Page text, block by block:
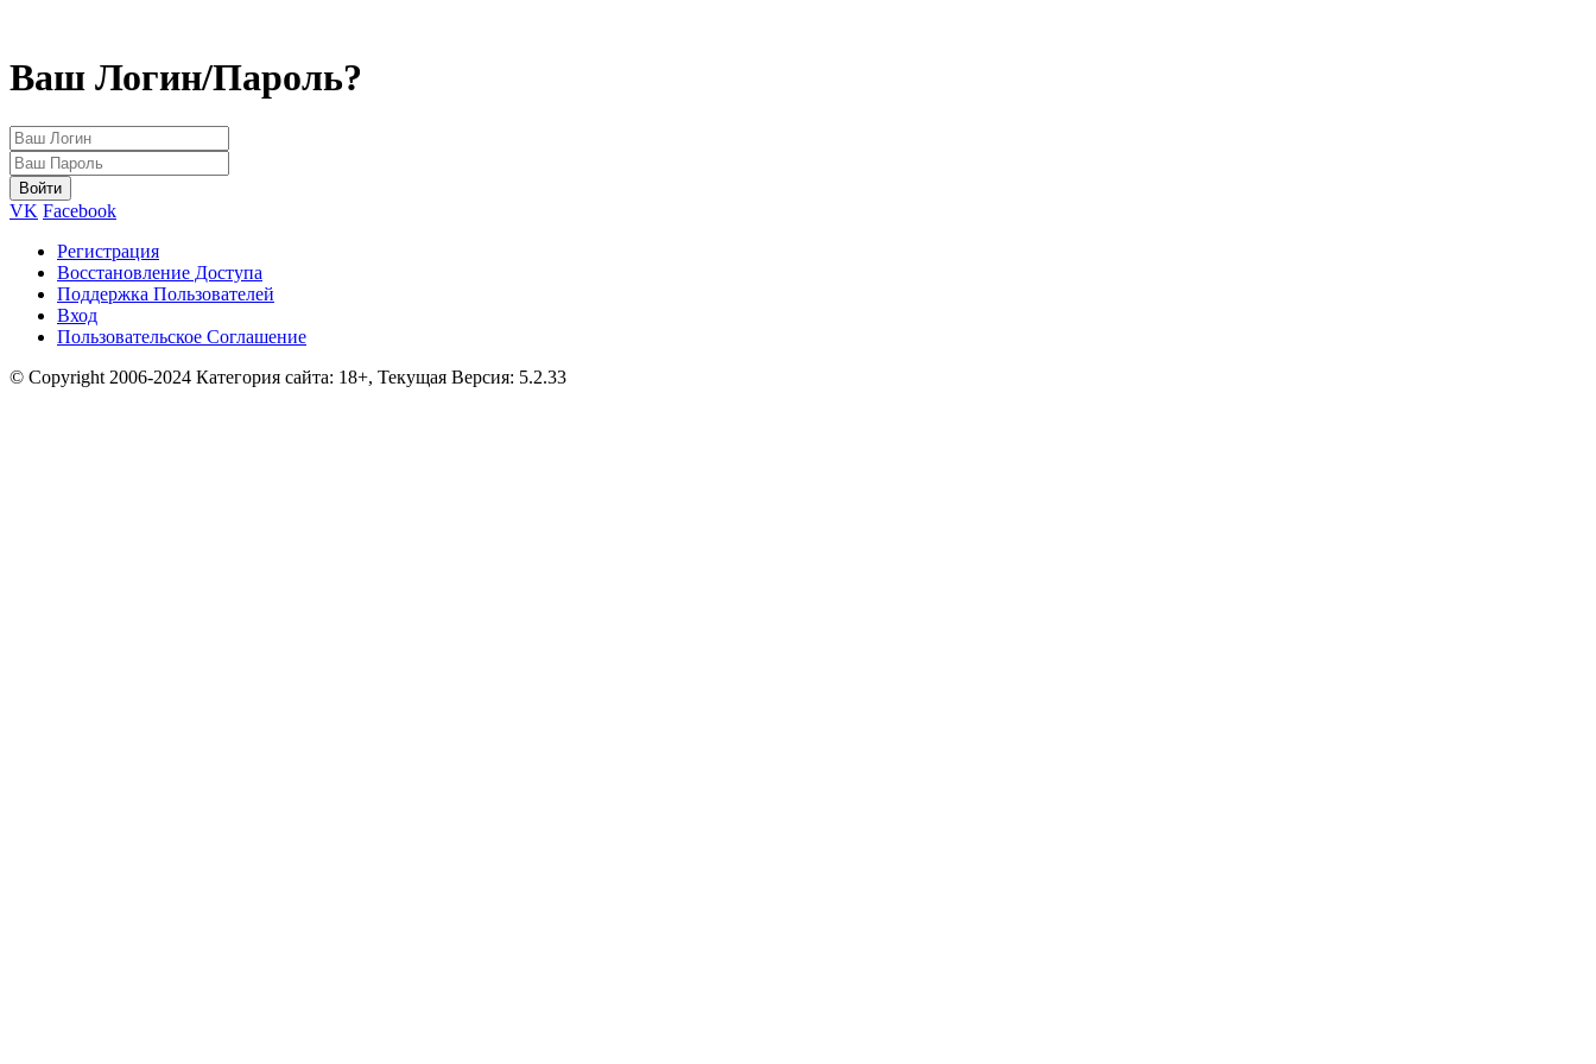
Ваш Логин/Пароль?
VK Facebook
Регистрация
Восстановление Доступа
Поддержка Пользователей
Вход
Пользовательское Соглашение
© Copyright 2006-2024 Категория сайта: 18+, Текущая Версия: 5.2.33